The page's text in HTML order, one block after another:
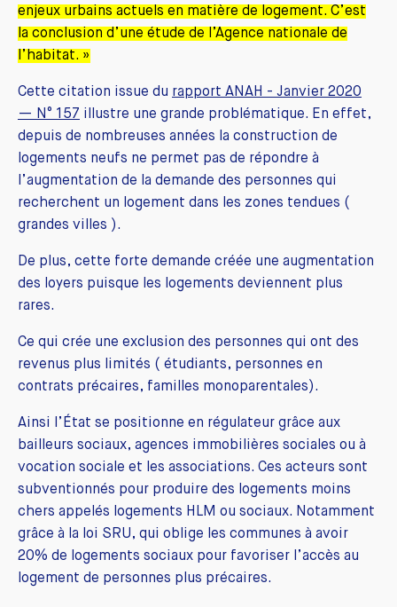
enjeux urbains actuels en matière de logement. C’est
la conclusion d’une étude de l’Agence nationale de
l’habitat. »
Cette citation issue du rapport ANAH - Janvier 2020
— N° 157 illustre une grande problématique. En effet,
depuis de nombreuses années la construction de
logements neufs ne permet pas de répondre à
l’augmentation de la demande des personnes qui
recherchent un logement dans les zones tendues (
grandes villes ).
De plus, cette forte demande créée une augmentation
des loyers puisque les logements deviennent plus
rares.
Ce qui crée une exclusion des personnes qui ont des
revenus plus limités ( étudiants, personnes en
contrats précaires, familles monoparentales).
Ainsi l’État se positionne en régulateur grâce aux
bailleurs sociaux, agences immobilières sociales ou à
vocation sociale et les associations. Ces acteurs sont
subventionnés pour produire des logements moins
chers appelés logements HLM ou sociaux. Notamment
grâce à la loi SRU, qui oblige les communes à avoir
20% de logements sociaux pour favoriser l’accès au
logement de personnes plus précaires.